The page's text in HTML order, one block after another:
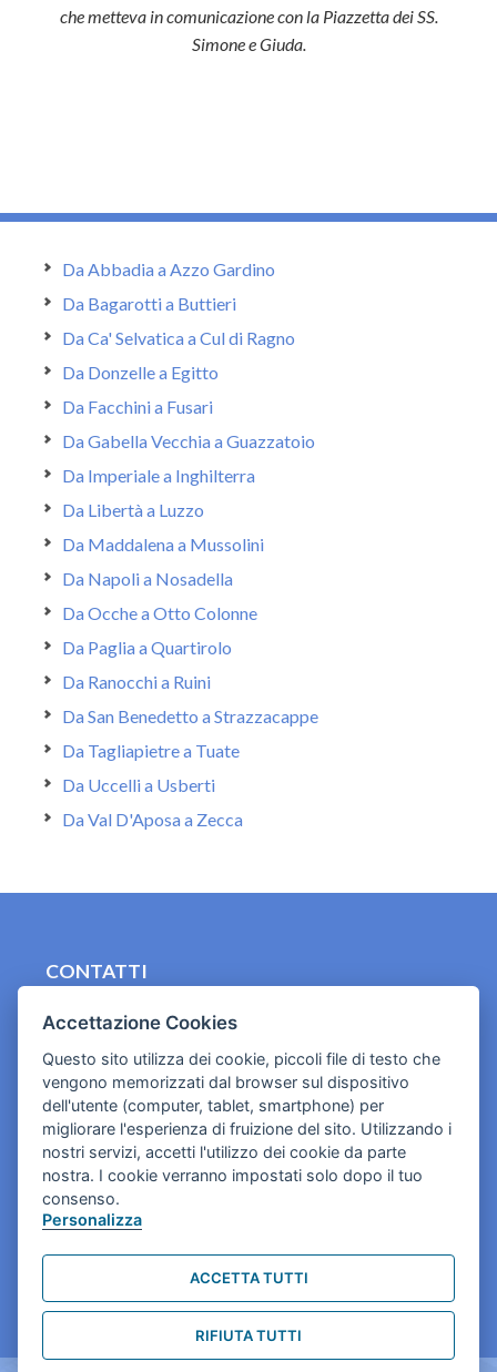
che metteva in comunicazione con la Piazzetta dei SS.
Simone e Giuda.
Da Abbadia a Azzo Gardino
Da Bagarotti a Buttieri
Da Ca' Selvatica a Cul di Ragno
Da Donzelle a Egitto
Da Facchini a Fusari
Da Gabella Vecchia a Guazzatoio
Da Imperiale a Inghilterra
Da Libertà a Luzzo
Da Maddalena a Mussolini
Da Napoli a Nosadella
Da Ocche a Otto Colonne
Da Paglia a Quartirolo
Da Ranocchi a Ruini
Da San Benedetto a Strazzacappe
Da Tagliapietre a Tuate
Da Uccelli a Usberti
Da Val D'Aposa a Zecca
CONTATTI
Cookies e informativa privacy
Accettazione Cookies
Questo sito utilizza dei cookie, piccoli file di testo che
vengono memorizzati dal browser sul dispositivo
dell'utente (computer, tablet, smartphone) per
migliorare l'esperienza di fruizione del sito. Utilizzando i
nostri servizi, accetti l'utilizzo dei cookie da parte
nostra. I cookie verranno impostati solo dopo il tuo
consenso.
Personalizza
ACCETTA TUTTI
RIFIUTA TUTTI